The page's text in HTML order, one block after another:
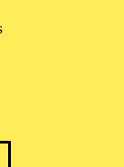
DEN
ZUR